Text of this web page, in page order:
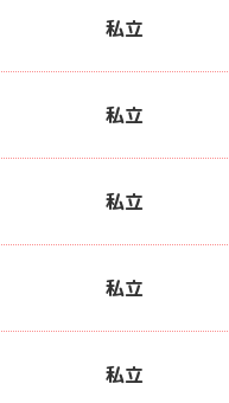
私立
私立
私立
私立
私立